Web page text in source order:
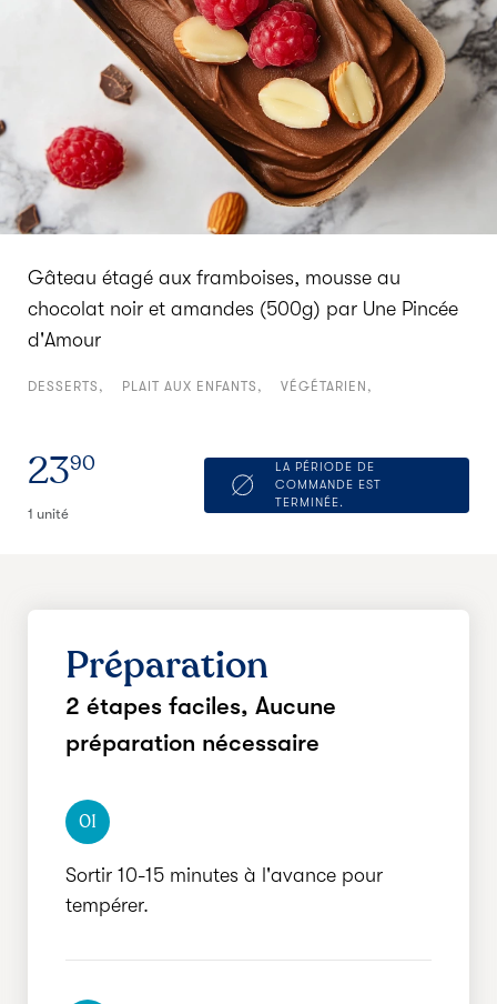
Gâteau étagé aux framboises, mousse au
chocolat noir et amandes (500g) par Une Pincée
d'Amour
DESSERTS PLAIT AUX ENFANTS VÉGÉTARIEN
2390
1 unité
LA PÉRIODE DE
COMMANDE EST
TERMINÉE.
Préparation
2 étapes faciles, Aucune
préparation nécessaire
01
Sortir 10-15 minutes à l'avance pour
tempérer.